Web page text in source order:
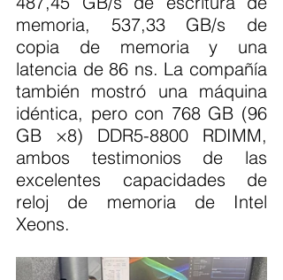
memoria, 537,33 GB/s de
copia de memoria y una
latencia de 86 ns. La compañía
también mostró una máquina
idéntica, pero con 768 GB (96
GB ×8) DDR5-8800 RDIMM,
ambos testimonios de las
excelentes capacidades de
reloj de memoria de Intel
Xeons.